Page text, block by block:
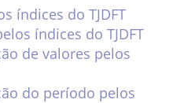
índices do TJDFT
índices do TJDFT
de valores pelos
do período pelos